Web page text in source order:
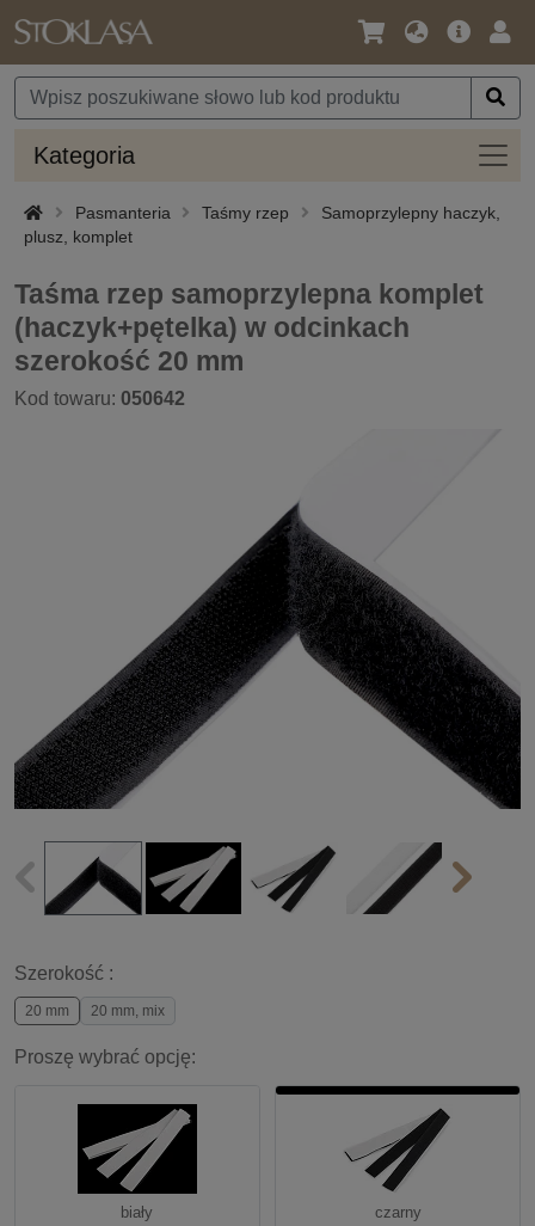
Język
Waluta
Oferta
Kategoria
Pasmanteria Taśmy rzep
Samoprzylepny haczyk,
plusz, komplet
Taśma rzep samoprzylepna komplet
(haczyk+pętelka) w odcinkach
szerokość 20 mm
Kod towaru: 050642
Szerokość :
20 mm 20 mm, mix
Proszę wybrać opcję:
biały czarny